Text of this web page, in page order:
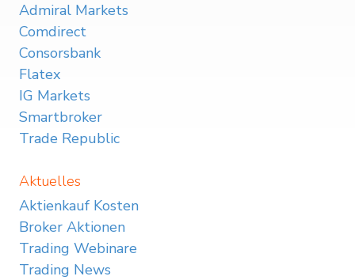
Admiral Markets
Comdirect
Consorsbank
Flatex
IG Markets
Smartbroker
Trade Republic
Aktuelles
Aktienkauf Kosten
Broker Aktionen
Trading Webinare
Trading News